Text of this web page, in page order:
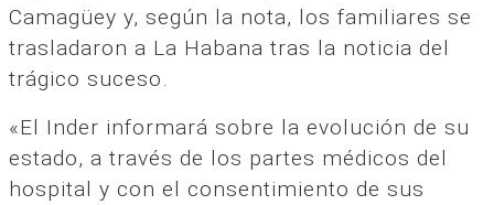
Camagüey y, según la nota, los familiares se
trasladaron a La Habana tras la noticia del
trágico suceso.
«El Inder informará sobre la evolución de su
estado, a través de los partes médicos del
hospital y con el consentimiento de sus